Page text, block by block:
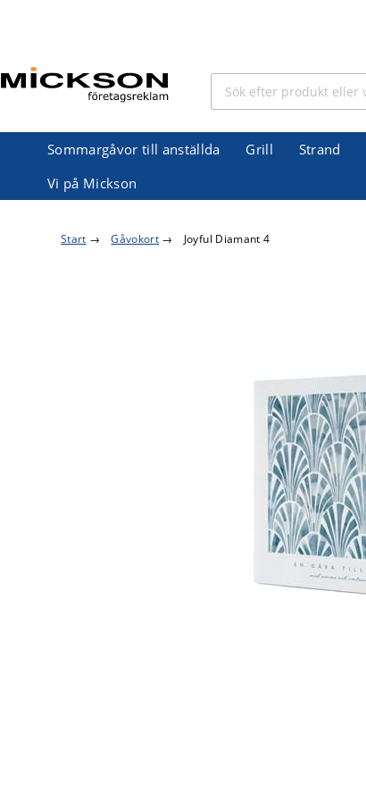
Sommargåvor till anställda Grill Strand
Vi på Mickson
Start → Gåvokort → Joyful Diamant 4